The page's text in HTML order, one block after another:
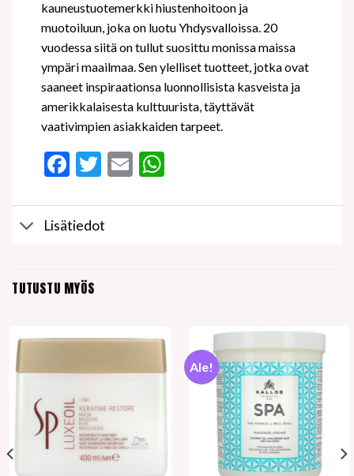
kauneustuotemerkki hiustenhoitoon ja
muotoiluun, joka on luotu Yhdysvalloissa. 20
vuodessa siitä on tullut suosittu monissa maissa
ympäri maailmaa. Sen ylelliset tuotteet, jotka ovat
saaneet inspiraationsa luonnollisista kasveista ja
amerikkalaisesta kulttuurista, täyttävät
vaativimpien asiakkaiden tarpeet.
Facebook
Twitter
EmailWhatsApp
Lisätiedot
TUTUSTU MYÖS
Ale!